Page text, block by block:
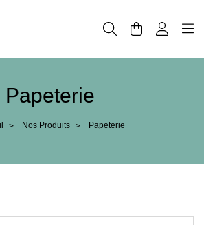
Papeterie
> Nos Produits > Papeterie